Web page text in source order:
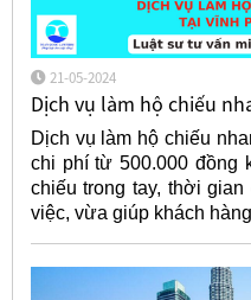
21-05-2024
Dịch vụ làm hộ chiếu
Dịch vụ làm hộ chiếu
chi phí từ 500.000 đồng
chiếu trong tay, thời
việc, vừa giúp khách